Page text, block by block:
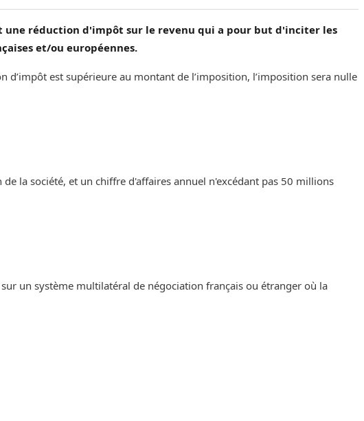
une réduction d'impôt sur le revenu qui a pour but d'inciter les
et/ou européennes.
est supérieure au montant de l’imposition, l’imposition sera nulle
la société, et un chiffre d'affaires annuel n'excédant pas 50 millions
un système multilatéral de négociation français ou étranger où la